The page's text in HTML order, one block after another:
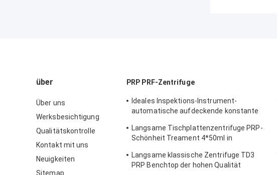
über
Über uns
Werksbesichtigung
Qualitätskontrolle
Kontakt mit uns
Neuigkeiten
Sitemap
PRP PRF-Zentrifuge
Ideales Inspektions-Instrument-
automatische aufdeckende konstante
Hoispital
Langsame Tischplattenzentrifuge PRP-
Schönheit Treament 4*50ml in
Langsame klassische Zentrifuge TD3
PRP Benchtop der hohen Qualität